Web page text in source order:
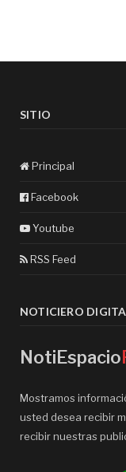
SITIO
Principal
Facebook
Youtube
RSS Feed
NOTICIERO
NotiEspacio
Mostramos
usted desea recibir
recibir nuestras